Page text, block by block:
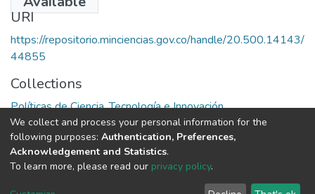
URI
https://repositorio.minciencias.gov.co/handle/20.500.14143/
44855
Collections
Políticas de Ciencia, Tecnología e Innovación
Full item page
DSpace software copyright © 2002-2026
Cookie End User Send
We collect and process your personal information for the
following purposes: Authentication, Preferences,
Acknowledgement and Statistics.
To learn more, please read our privacy policy.